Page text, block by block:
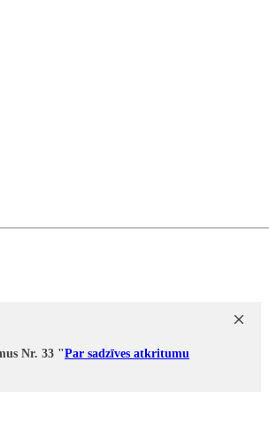
Nr. 33 "Par sadzīves atkritumu